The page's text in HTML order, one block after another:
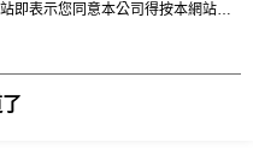
即表示您同意本公司得按本網站使